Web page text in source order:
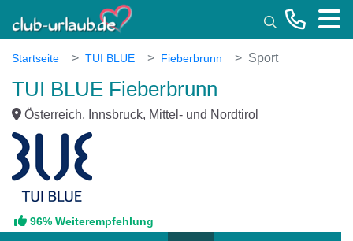
Startseite TUI BLUE Fieberbrunn Sport
TUI BLUE Fieberbrunn
Österreich, Innsbruck, Mittel- und Nordtirol
96% Weiterempfehlung